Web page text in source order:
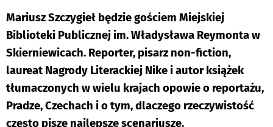
Mariusz Szczygieł będzie gościem Miejskiej
Biblioteki Publicznej im. Władysława Reymonta w
Skierniewicach. Reporter, pisarz non-fiction,
laureat Nagrody Literackiej Nike i autor książek
tłumaczonych w wielu krajach opowie o reportażu,
Pradze, Czechach i o tym, dlaczego rzeczywistość
często pisze najlepsze scenariusze.